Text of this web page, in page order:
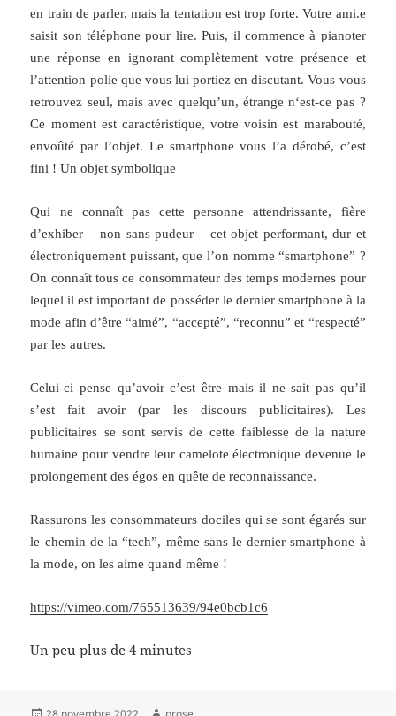
en train de parler, mais la tentation est trop forte. Votre ami.e
saisit son téléphone pour lire. Puis, il commence à pianoter
une réponse en ignorant complètement votre présence et
l’attention polie que vous lui portiez en discutant. Vous vous
retrouvez seul, mais avec quelqu’un, étrange n‘est-ce pas ?
Ce moment est caractéristique, votre voisin est marabouté,
envoûté par l’objet. Le smartphone vous l’a dérobé, c’est
fini ! Un objet symbolique
Qui ne connaît pas cette personne attendrissante, fière
d’exhiber – non sans pudeur – cet objet performant, dur et
électroniquement puissant, que l’on nomme “smartphone” ?
On connaît tous ce consommateur des temps modernes pour
lequel il est important de posséder le dernier smartphone à la
mode afin d’être “aimé”, “accepté”, “reconnu” et “respecté”
par les autres.
Celui-ci pense qu’avoir c’est être mais il ne sait pas qu’il
s’est fait avoir (par les discours publicitaires). Les
publicitaires se sont servis de cette faiblesse de la nature
humaine pour vendre leur camelote électronique devenue le
prolongement des égos en quête de reconnaissance.
Rassurons les consommateurs dociles qui se sont égarés sur
le chemin de la “tech”, même sans le dernier smartphone à
la mode, on les aime quand même !
https://vimeo.com/765513639/94e0bcb1c6
Un peu plus de 4 minutes
Publié Auteur